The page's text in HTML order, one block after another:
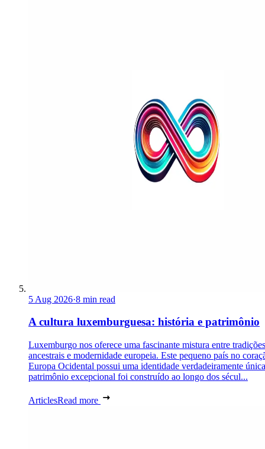
5 Aug 2026·8 min read
A cultura luxemburguesa: história e patrimônio
Luxemburgo nos oferece uma fascinante mistura entre tradições
ancestrais e modernidade europeia. Este pequeno país no
Europa Ocidental possui uma identidade verdadeiramente
patrimônio excepcional foi construído ao longo dos sécul...
ArticlesRead more